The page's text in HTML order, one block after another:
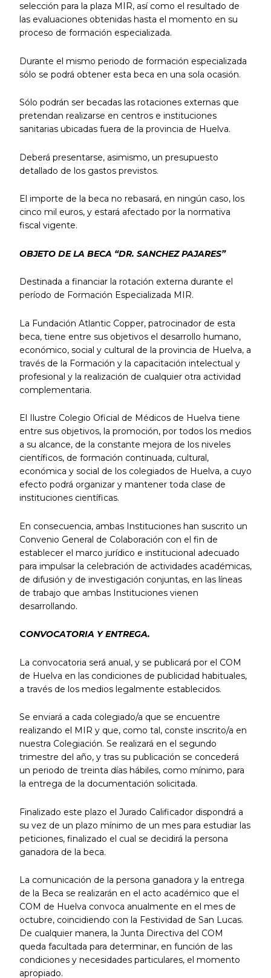
selección para la plaza MIR, así como el resultado de
las evaluaciones obtenidas hasta el momento en su
proceso de formación especializada.
Durante el mismo periodo de formación especializada
sólo se podrá obtener esta beca en una sola ocasión.
Sólo podrán ser becadas las rotaciones externas que
pretendan realizarse en centros e instituciones
sanitarias ubicadas fuera de la provincia de Huelva.
Deberá presentarse, asimismo, un presupuesto
detallado de los gastos previstos.
El importe de la beca no rebasará, en ningún caso, los
cinco mil euros, y estará afectado por la normativa
fiscal vigente.
OBJETO DE LA BECA “DR. SANCHEZ PAJARES”
Destinada a financiar la rotación externa durante el
período de Formación Especializada MIR.
La Fundación Atlantic Copper, patrocinador de esta
beca, tiene entre sus objetivos el desarrollo humano,
económico, social y cultural de la provincia de Huelva, a
través de la Formación y la capacitación intelectual y
profesional y la realización de cualquier otra actividad
complementaria.
El Ilustre Colegio Oficial de Médicos de Huelva tiene
entre sus objetivos, la promoción, por todos los medios
a su alcance, de la constante mejora de los niveles
científicos, de formación continuada, cultural,
económica y social de los colegiados de Huelva, a cuyo
efecto podrá organizar y mantener toda clase de
instituciones científicas.
En consecuencia, ambas Instituciones han suscrito un
Convenio General de Colaboración con el fin de
establecer el marco jurídico e institucional adecuado
para impulsar la celebración de actividades académicas,
de difusión y de investigación conjuntas, en las líneas
de trabajo que ambas Instituciones vienen
desarrollando.
CONVOCATORIA Y ENTREGA.
La convocatoria será anual, y se publicará por el COM
de Huelva en las condiciones de publicidad habituales,
a través de los medios legalmente establecidos.
Se enviará a cada colegiado/a que se encuentre
realizando el MIR y que, como tal, conste inscrito/a en
nuestra Colegiación. Se realizará en el segundo
trimestre del año, y tras su publicación se concederá
un periodo de treinta días hábiles, como mínimo, para
la entrega de la documentación solicitada.
Finalizado este plazo el Jurado Calificador dispondrá a
su vez de un plazo mínimo de un mes para estudiar las
peticiones, finalizado el cual se decidirá la persona
ganadora de la beca.
La comunicación de la persona ganadora y la entrega
de la Beca se realizarán en el acto académico que el
COM de Huelva convoca anualmente en el mes de
octubre, coincidiendo con la Festividad de San Lucas.
De cualquier manera, la Junta Directiva del COM
queda facultada para determinar, en función de las
condiciones y necesidades particulares, el momento
apropiado.